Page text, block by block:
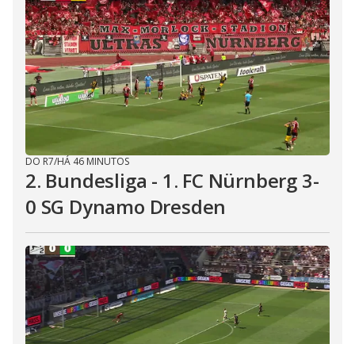
DO R7/HÁ 46 MINUTOS
2. Bundesliga - 1. FC Nürnberg 3-
0 SG Dynamo Dresden